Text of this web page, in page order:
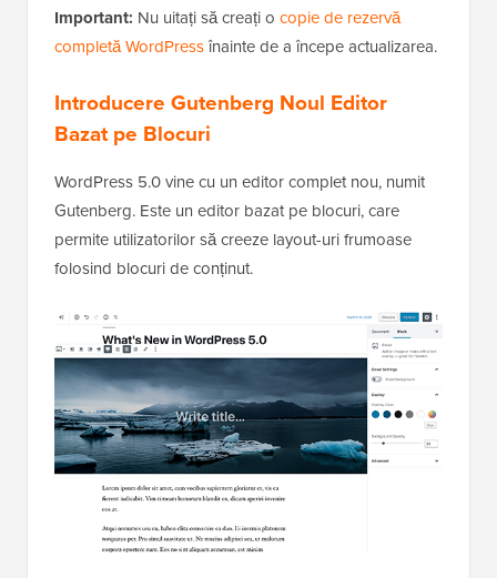
Important: Nu uitați să creați o copie de rezervă
completă WordPressînainte de a începe actualizarea.
Introducere Gutenberg Noul Editor
Bazat pe Blocuri
WordPress 5.0 vine cu un editor complet nou, numit
Gutenberg. Este un editor bazat pe blocuri, care
permite utilizatorilor să creeze layout-uri frumoase
folosind blocuri de conținut.